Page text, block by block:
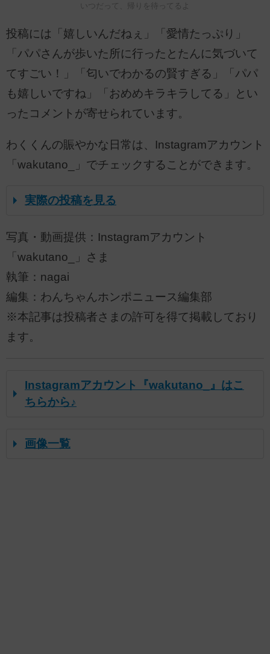
いつだって、帰りを待ってるよ
投稿には「嬉しいんだねぇ」「愛情たっぷり」
「パパさんが歩いた所に行ったとたんに気づいて
てすごい！」「匂いでわかるの賢すぎる」「パパ
も嬉しいですね」「おめめキラキラしてる」とい
ったコメントが寄せられています。
わくくんの賑やかな日常は、Instagramアカウント
「wakutano_」でチェックすることができます。
実際の投稿を見る
写真・動画提供：Instagramアカウント
「wakutano_」さま
執筆：nagai
編集：わんちゃんホンポニュース編集部
※本記事は投稿者さまの許可を得て掲載しており
ます。
Instagramアカウント『wakutano_』はこ
ちらから♪
画像一覧